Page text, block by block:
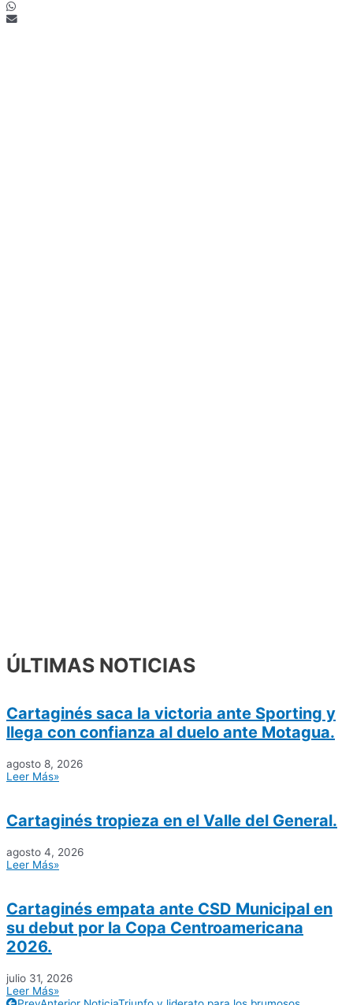
ÚLTIMAS NOTICIAS
Cartaginés saca la victoria ante Sporting y
llega con confianza al duelo ante Motagua.
agosto 8, 2026
Leer Más»
Cartaginés tropieza en el Valle del General.
agosto 4, 2026
Leer Más»
Cartaginés empata ante CSD Municipal en
su debut por la Copa Centroamericana
2026.
julio 31, 2026
Leer Más»